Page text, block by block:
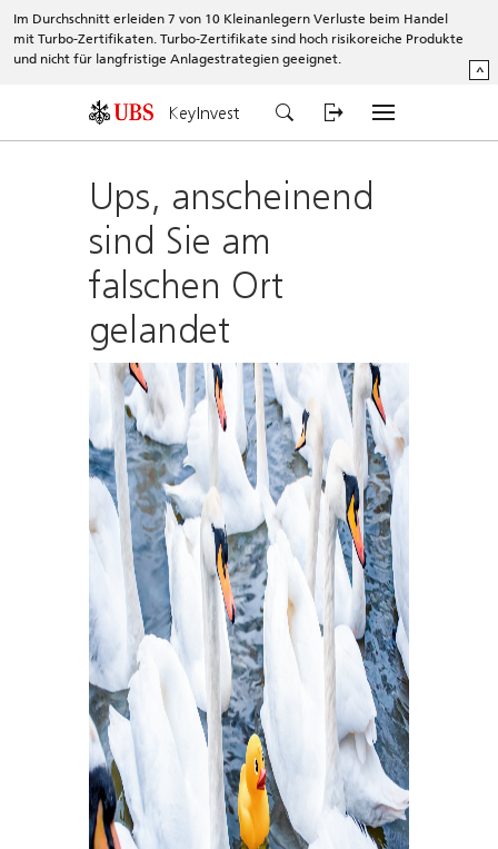
Im Durchschnitt erleiden 7 von 10 Kleinanlegern Verluste beim Handel
mit Turbo-Zertifikaten. Turbo-Zertifikate sind hoch risikoreiche Produkte
und nicht für langfristige Anlagestrategien geeignet.
^
KeyInvest
Ups, anscheinend
sind Sie am
falschen Ort
gelandet